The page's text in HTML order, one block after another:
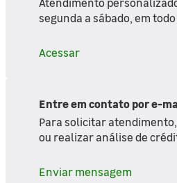
segunda a sábado, em
Acessar
Entre em contato por e-
Para solicitar
ou realizar análise de
Enviar mensagem